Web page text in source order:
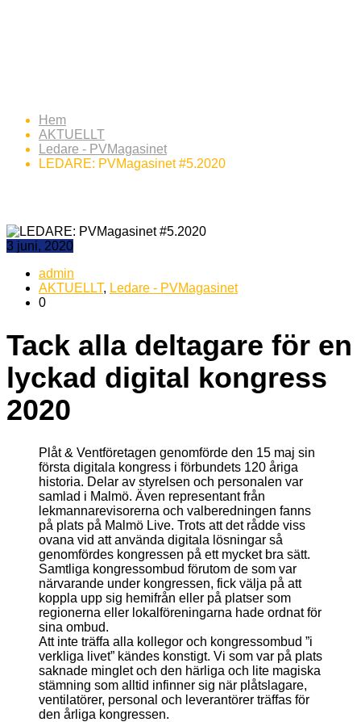
Hem
AKTUELLT
Ledare - PVMagasinet
LEDARE: PVMagasinet #5.2020
3 juni, 2020
admin
AKTUELLT, Ledare - PVMagasinet
0
Tack alla deltagare för en
lyckad digital kongress
2020
Plåt & Ventföretagen genomförde den 15 maj sin
första digitala kongress i förbundets 120 åriga
historia. Delar av styrelsen och personalen var
samlad i Malmö. Även representant från
lekmannarevisorerna och valberedningen fanns
på plats på Malmö Live. Trots att det rådde viss
ovana vid att använda digitala lösningar så
genomfördes kongressen på ett mycket bra sätt.
Samtliga kongressombud förutom de som var
närvarande under kongressen, fick välja på att
koppla upp sig hemifrån eller på platser som
regionerna eller lokalföreningarna hade ordnat för
sina ombud.
Att inte träffa alla kollegor och kongressombud ”i
verkliga livet” kändes konstigt. Vi som var på plats
saknade minglet och den härliga och lite magiska
stämning som alltid infinner sig när plåtslagare,
ventilatörer, personal och leverantörer träffas för
den årliga kongressen.